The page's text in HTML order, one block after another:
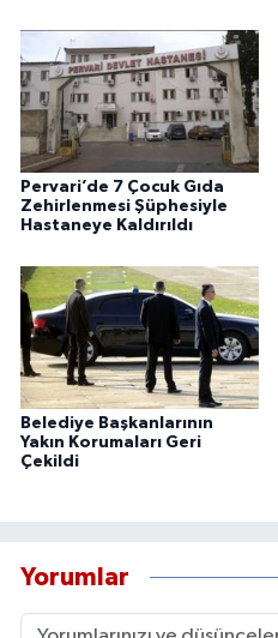
Pervari’de 7 Çocuk Gıda
Zehirlenmesi Şüphesiyle
Hastaneye Kaldırıldı
Belediye Başkanlarının
Yakın Korumaları Geri
Çekildi
Yorumlar